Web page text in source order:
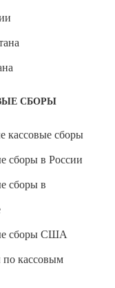
СБОРЫ
кассовые сборы
сборы в России
сборы в
сборы США
по кассовым